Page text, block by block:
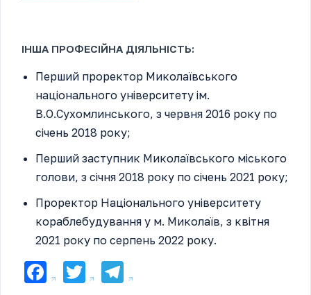
ІНША ПРОФЕСІЙНА ДІЯЛЬНІСТЬ:
Перший проректор Миколаївського
національного університету ім.
В.О.Сухомлинського, з червня 2016 року по
січень 2018 року;
Перший заступник Миколаївського міського
голови, з січня 2018 року по січень 2021 року;
Проректор Національного університету
кораблебудування у м. Миколаїв, з квітня
2021 року по серпень 2022 року.
Facebook
TwitterTelegram